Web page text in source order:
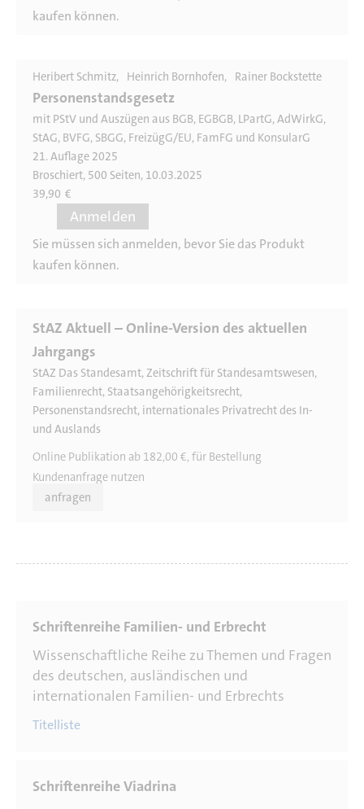
kaufen können.
Heribert Schmitz Heinrich Bornhofen Rainer Bockstette
Personenstandsgesetz
mit PStV und Auszügen aus BGB, EGBGB, LPartG, AdWirkG,
StAG, BVFG, SBGG, FreizügG/EU, FamFG und KonsularG
21. Auflage 2025
Broschiert, 500 Seiten, 10.03.2025
39,90 €
Anmelden
Sie müssen sich anmelden, bevor Sie das Produkt
kaufen können.
StAZ Aktuell – Online-Version des aktuellen
Jahrgangs
StAZ Das Standesamt, Zeitschrift für Standesamtswesen,
Familienrecht, Staatsangehörigkeitsrecht,
Personenstandsrecht, internationales Privatrecht des In-
und Auslands
Online Publikation ab 182,00 €, für Bestellung
Kundenanfrage nutzen
anfragen
Wissenschaftliche Reihe zu Themen und Fragen
des deutschen, ausländischen und
internationalen Familien- und Erbrechts
Titelliste